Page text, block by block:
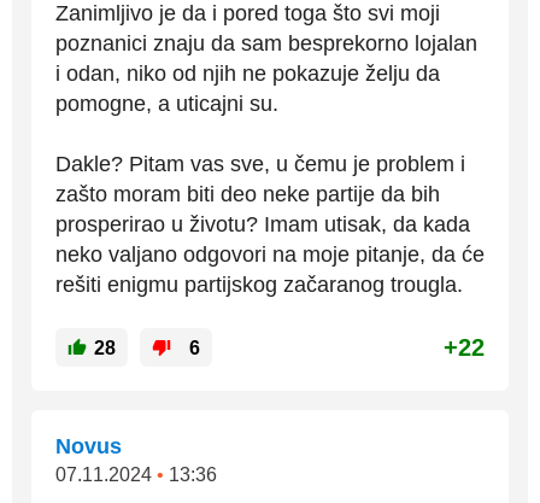
Zanimljivo je da i pored toga što svi moji
poznanici znaju da sam besprekorno lojalan
i odan, niko od njih ne pokazuje želju da
pomogne, a uticajni su.
Dakle? Pitam vas sve, u čemu je problem i
zašto moram biti deo neke partije da bih
prosperirao u životu? Imam utisak, da kada
neko valjano odgovori na moje pitanje, da će
rešiti enigmu partijskog začaranog trougla.
28 6 +22
Novus
07.11.2024 • 13:36